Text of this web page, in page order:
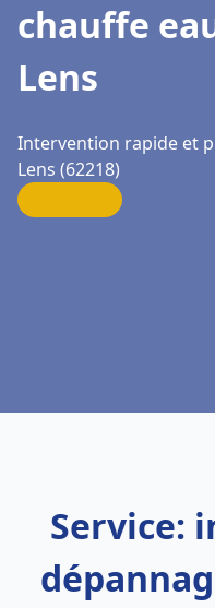
chauffe
Lens
Intervention rapide et
Lens (62218)
Service: